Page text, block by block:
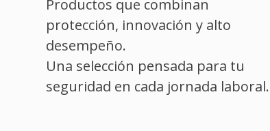
Productos que combinan
protección, innovación y alto
desempeño.
Una selección pensada para tu
seguridad en cada jornada laboral.